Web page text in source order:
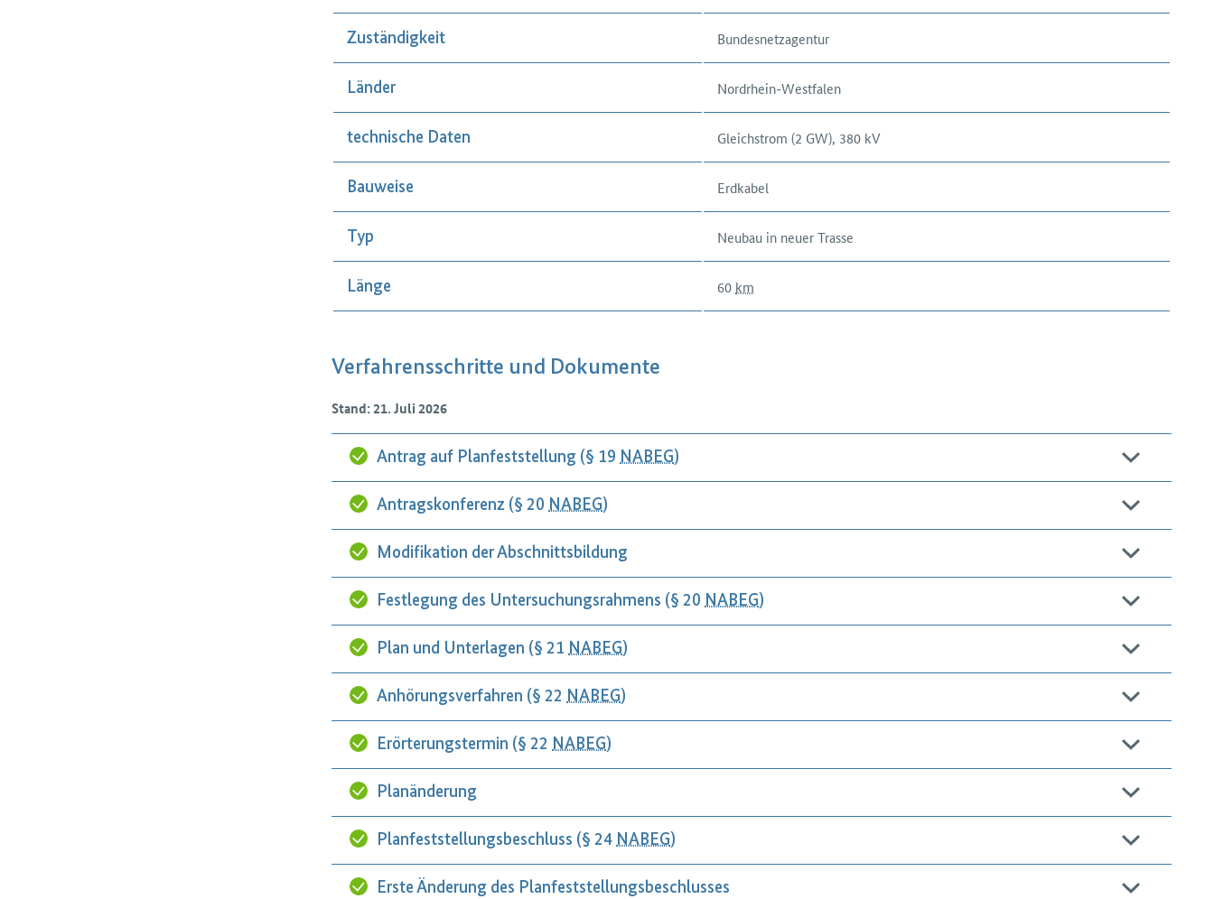
Zuständigkeit Bundesnetzagentur
Länder Nordrhein-Westfalen
technische Daten Gleichstrom (2 GW), 380 kV
Bauweise Erdkabel
Typ Neubau in neuer Trasse
Länge 60 km
Verfahrensschritte und Dokumente
Stand: 21. Juli 2026
Antrag auf Planfeststellung (§ 19 NABEG)
Antragskonferenz (§ 20 NABEG)
Modifikation der Abschnittsbildung
Festlegung des Untersuchungsrahmens (§ 20 NABEG)
Plan und Unterlagen (§ 21 NABEG)
Anhörungsverfahren (§ 22 NABEG)
Erörterungstermin (§ 22 NABEG)
Planänderung
Planfeststellungsbeschluss (§ 24 NABEG)
Erste Änderung des Planfeststellungsbeschlusses